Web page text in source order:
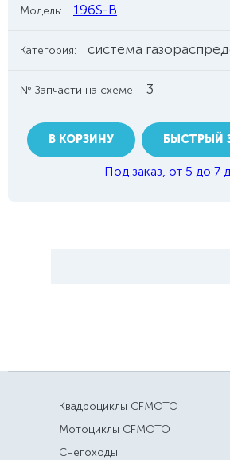
Модель: 196S-B
Категория: система
№ Запчасти на схеме: 3
В КОРЗИНУ БЫСТРЫЙ
Под заказ, от 5 до 7
Квадроциклы CFMOTO
Мотоциклы CFMOTO
Снегоходы